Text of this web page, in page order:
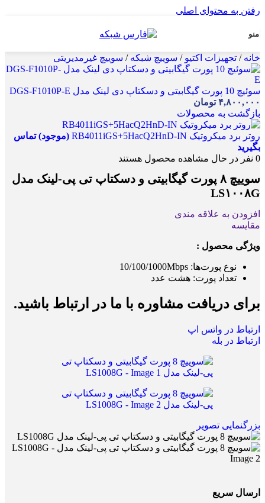
رفتن به محتوای اصلی
منو
خانه/ تجهیزات اکتیو/ سوییچ شبکه/ سوییچ غیرمدیریتی
سوئیچ 10 پورت گیگابیتی و دسکتاپ دی لینک مدل DGS-F1010P-E
۴,۸۰۰,۰۰۰ تومان
بازگشت به محصولات
روتر برد میکروتیک RB4011iGS+5HacQ2HnD-IN
(موجود) تماس
بگیرید
0 نفر در حال مشاهده محصول هستند
سوییچ ۸ پورت گیگابیتی و دسکتاپ تی پی-لینک مدل
LS۱۰۰۸G
افزودن به علاقه مندی
مقایسه
ویژگی محصول :
نوع پورت‌ها: 10/100/1000Mbps
تعداد پورت‌: هشت عدد
برای دریافت مشاوره با ما در ارتباط باشید.
ارتباط در واتس اپ
ارتباط در بله
بزرگنمایی تصویر
ارسال سریع